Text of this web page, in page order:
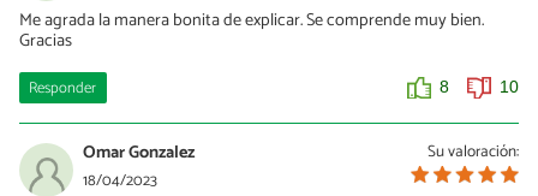
Me agrada la manera bonita de explicar. Se comprende muy bien.
Gracias
Responder 8 10
Su valoración:
Omar Gonzalez
18/04/2023